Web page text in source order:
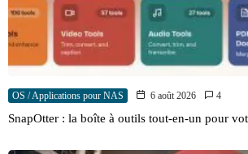
OS / Applications pour NAS 6 août 2026 4
SnapOtter : la boîte à outils tout-en-un pour